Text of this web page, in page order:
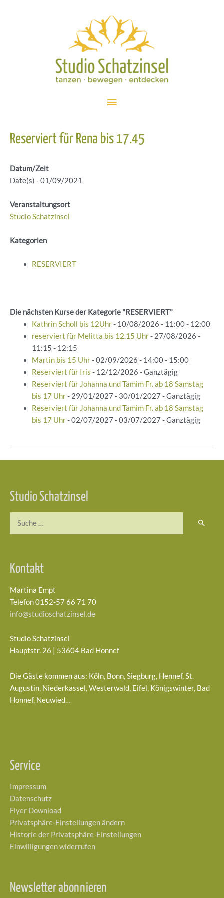
Hauptmenü
Reserviert für Rena bis 17.45
Datum/Zeit
Date(s) - 01/09/2021
Veranstaltungsort
Studio Schatzinsel
Kategorien
RESERVIERT
Die nächsten Kurse der Kategorie "RESERVIERT"
Kathrin Scholl bis 12Uhr- 10/08/2026 - 11:00 - 12:00
reserviert für Melitta bis 12.15 Uhr- 27/08/2026 -
11:15 - 12:15
Martin bis 15 Uhr- 02/09/2026 - 14:00 - 15:00
Reserviert für Iris - 12/12/2026 - Ganztägig
Reserviert für Johanna und Tamim Fr. ab 18 Samstag
bis 17 Uhr- 29/01/2027 - 30/01/2027 - Ganztägig
Reserviert für Johanna und Tamim Fr. ab 18 Samstag
bis 17 Uhr- 02/07/2027 - 03/07/2027 - Ganztägig
Studio Schatzinsel
Kontakt
Martina Empt
Telefon 0152-57 66 71 70
info@studioschatzinsel.de
Studio Schatzinsel
Hauptstr. 26 | 53604 Bad Honnef
Die Gäste kommen aus: Köln, Bonn, Siegburg, Hennef, St.
Augustin, Niederkassel, Westerwald, Eifel, Königswinter, Bad
Honnef, Neuwied…
Service
Impressum
Datenschutz
Flyer Download
Privatsphäre-Einstellungen ändern
Historie der Privatsphäre-Einstellungen
Einwilligungen widerrufen
Newsletter abonnieren